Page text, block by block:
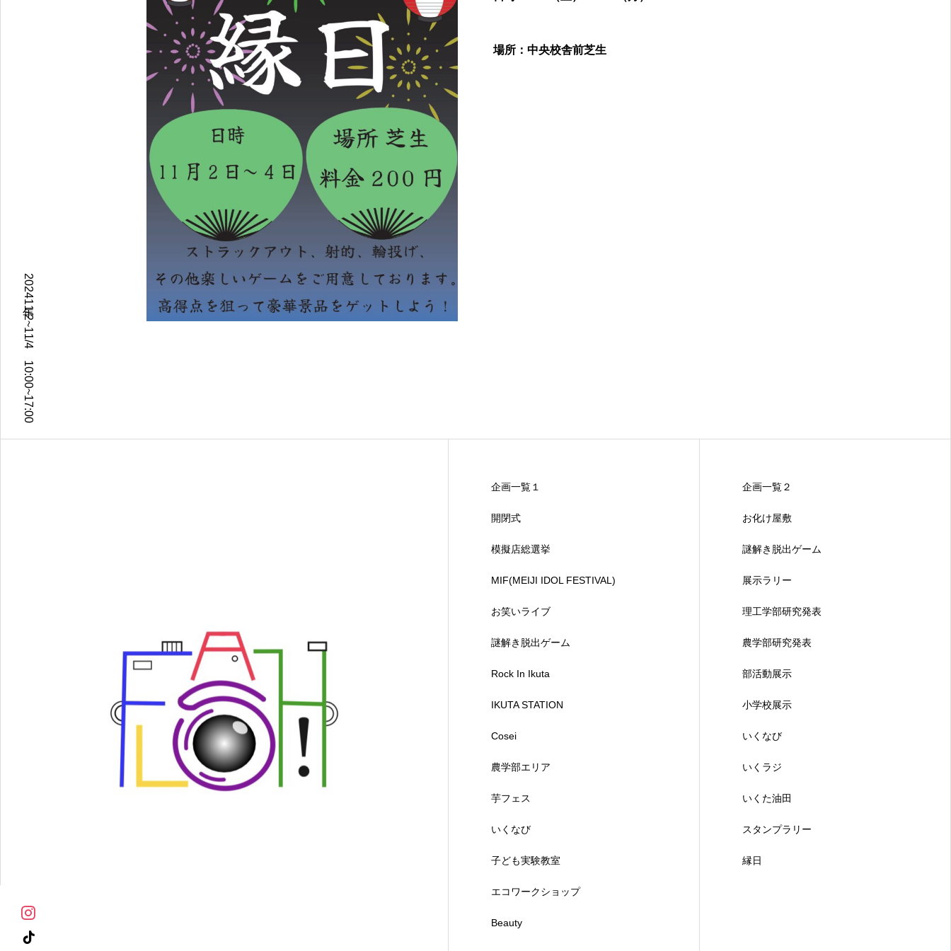
2024年11/2~11/4 10:00~17:00
場所：中央校舎前芝生
企画一覧１
開閉式
模擬店総選挙
MIF(MEIJI IDOL FESTIVAL)
お笑いライブ
謎解き脱出ゲーム
Rock In Ikuta
IKUTA STATION
Cosei
農学部エリア
芋フェス
いくなび
子ども実験教室
エコワークショップ
Beauty
企画一覧２
お化け屋敷
謎解き脱出ゲーム
展示ラリー
理工学部研究発表
農学部研究発表
部活動展示
小学校展示
いくなび
いくラジ
いくた油田
スタンプラリー
縁日